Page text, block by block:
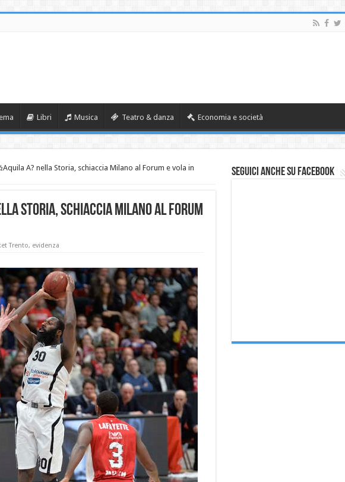
Libri Musica Teatro & danza Economia e società
A? nella Storia, schiaccia Milano al Forum e vola in
Storia, schiaccia Milano al Forum
Trento, evidenza
Seguici anche su Facebook